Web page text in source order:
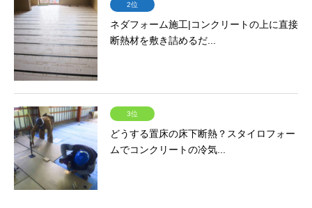
2位
ネダフォーム施工|コンクリートの上に直接
断熱材を敷き詰めるだ...
3位
どうする置床の床下断熱？スタイロフォー
ムでコンクリートの冷気...